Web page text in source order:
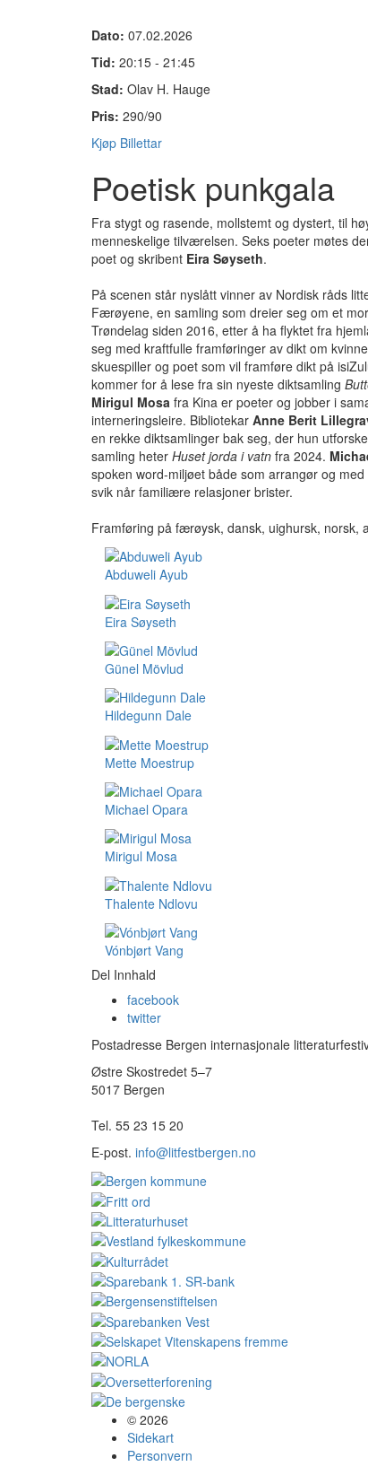
Dato: 07.02.2026
Tid: 20:15 - 21:45
Stad: Olav H. Hauge
Pris: 290/90
Kjøp Billettar
​Poetisk punkgala
Fra stygt og rasende, mollstemt og dystert, til
menneskelige tilværelsen. Seks poeter møtes
poet og skribent Eira Søyseth.
På scenen står nyslått vinner av Nordisk råds
Færøyene, en samling som dreier seg om et
Trøndelag siden 2016, etter å ha flyktet fra
seg med kraftfulle framføringer av dikt om
skuespiller og poet som vil framføre dikt på
kommer for å lese fra sin nyeste diktsamling
Mirigul Mosa fra Kina er poeter og jobber i
interneringsleire. Bibliotekar Anne Berit
en rekke diktsamlinger bak seg, der hun
samling heter Huset jorda i vatn fra 2024.
spoken word-miljøet både som arrangør og
svik når familiære relasjoner brister.
Framføring på færøysk, dansk, uighursk, norsk,
Abduweli Ayub
Eira Søyseth
Günel Mövlud
Hildegunn Dale
Mette Moestrup
Michael Opara
Mirigul Mosa
Thalente Ndlovu
Vónbjørt Vang
Del Innhald
facebook
twitter
Postadresse Bergen internasjonale
Østre Skostredet 5–7
5017 Bergen
Tel. 55 23 15 20
E-post. info@litfestbergen.no
© 2026
Sidekart
Personvern